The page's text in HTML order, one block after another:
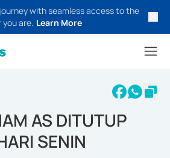
with seamless access to the
are. Learn More
AS DITUTUP
SENIN